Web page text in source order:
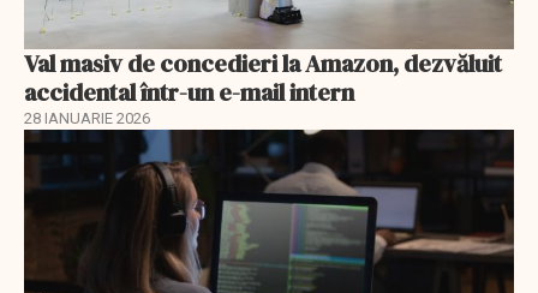
Val masiv de concedieri la Amazon, dezvăluit
accidental într-un e-mail intern
28 IANUARIE 2026